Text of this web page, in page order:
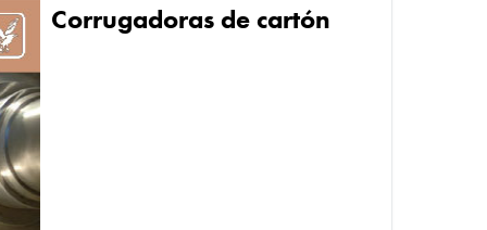
Corrugadoras de cartón